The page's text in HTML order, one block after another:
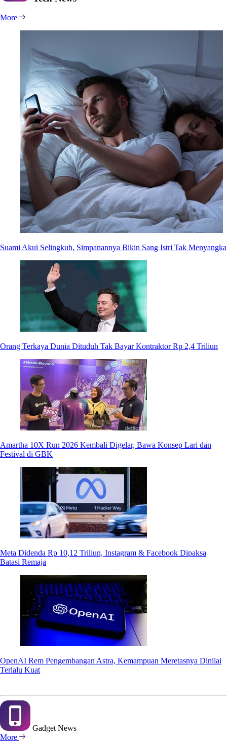
More
Suami Akui Selingkuh, Simpanannya Bikin Sang Istri Tak Menyangka
Orang Terkaya Dunia Dituduh Tak Bayar Kontraktor Rp 2,4 Triliun
Amartha 10X Run 2026 Kembali Digelar, Bawa Konsep Lari dan
Festival di GBK
Meta Didenda Rp 10,12 Triliun, Instagram & Facebook Dipaksa
Batasi Remaja
OpenAI Rem Pengembangan Astra, Kemampuan Meretasnya Dinilai
Terlalu Kuat
GadgetNews
More